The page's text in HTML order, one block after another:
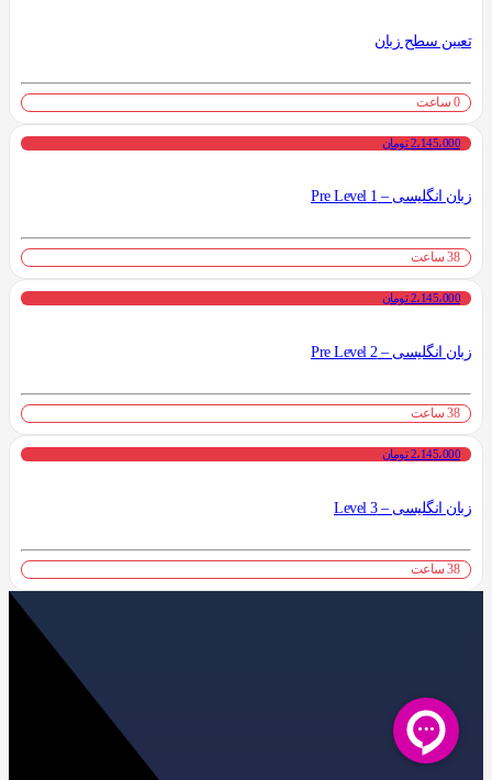
تعیین سطح زبان
0 ساعت
2،145،000 تومان
زبان انگلیسی – Pre Level 1
38 ساعت
2،145،000 تومان
زبان انگلیسی – Pre Level 2
38 ساعت
2،145،000 تومان
زبان انگلیسی – Level 3
38 ساعت